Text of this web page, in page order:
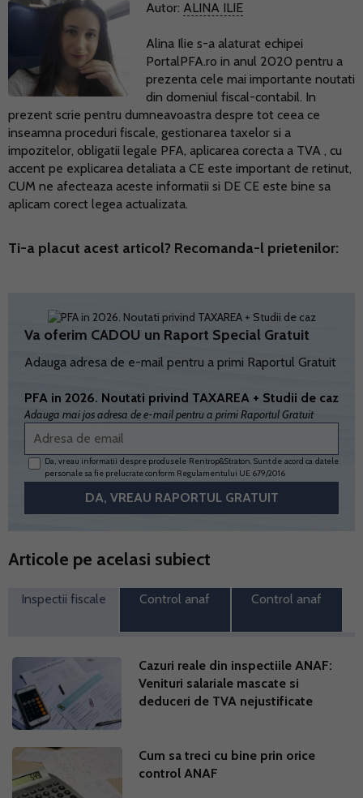
Autor: ALINA ILIE
Alina Ilie s-a alaturat echipei
PortalPFA.ro in anul 2020 pentru a
prezenta cele mai importante noutati
din domeniul fiscal-contabil. In
prezent scrie pentru dumneavoastra despre tot ceea ce
inseamna proceduri fiscale, gestionarea taxelor si a
impozitelor, obligatii legale PFA, aplicarea corecta a TVA , cu
accent pe explicarea detaliata a CE este important de retinut,
CUM ne afecteaza aceste informatii si DE CE este bine sa
aplicam corect legea actualizata.
Ti-a placut acest articol? Recomanda-l prietenilor:
Va oferim CADOU un Raport Special Gratuit
Adauga adresa de e-mail pentru a primi Raportul Gratuit
PFA in 2026. Noutati privind TAXAREA + Studii de caz
Adauga mai jos adresa de e-mail pentru a primi Raportul Gratuit
Da, vreau informatii despre produsele Rentrop&Straton. Sunt de acord ca datele
personale sa fie prelucrate conform Regulamentului UE 679/2016
Articole pe acelasi subiect
Inspectii fiscale Control anaf Control anaf
Cazuri reale din inspectiile ANAF:
Venituri salariale mascate si
deduceri de TVA nejustificate
Cum sa treci cu bine prin orice
control ANAF